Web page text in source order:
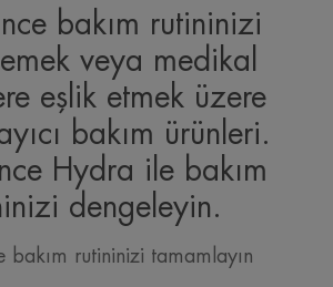
bakım rutininizi
veya medikal
eşlik etmek üzere
bakım ürünleri.
Hydra ile bakım
dengeleyin.
bakım rutininizi tamamlayın